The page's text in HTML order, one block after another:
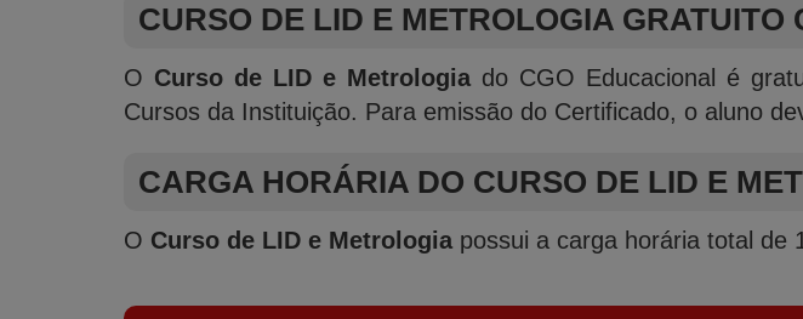
CURSO DE LID E METROLOGIA GRATUITO
O Curso de LID e Metrologiado CGO Educacional é
Cursos da Instituição. Para emissão do Certificado, o aluno
CARGA HORÁRIA DO CURSO DE LID E
O Curso de LID e Metrologia possui a carga horária total de